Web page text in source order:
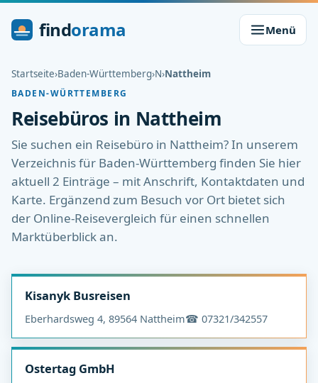
findorama Menü
Startseite›Baden-Württemberg›N›Nattheim
BADEN-WÜRTTEMBERG
Reisebüros in Nattheim
Sie suchen ein Reisebüro in Nattheim? In unserem
Verzeichnis für Baden-Württemberg finden Sie hier
aktuell 2 Einträge – mit Anschrift, Kontaktdaten und
Karte. Ergänzend zum Besuch vor Ort bietet sich
der Online-Reisevergleich für einen schnellen
Marktüberblick an.
Kisanyk Busreisen
Eberhardsweg 4, 89564 Nattheim☎ 07321/342557
Ostertag GmbH